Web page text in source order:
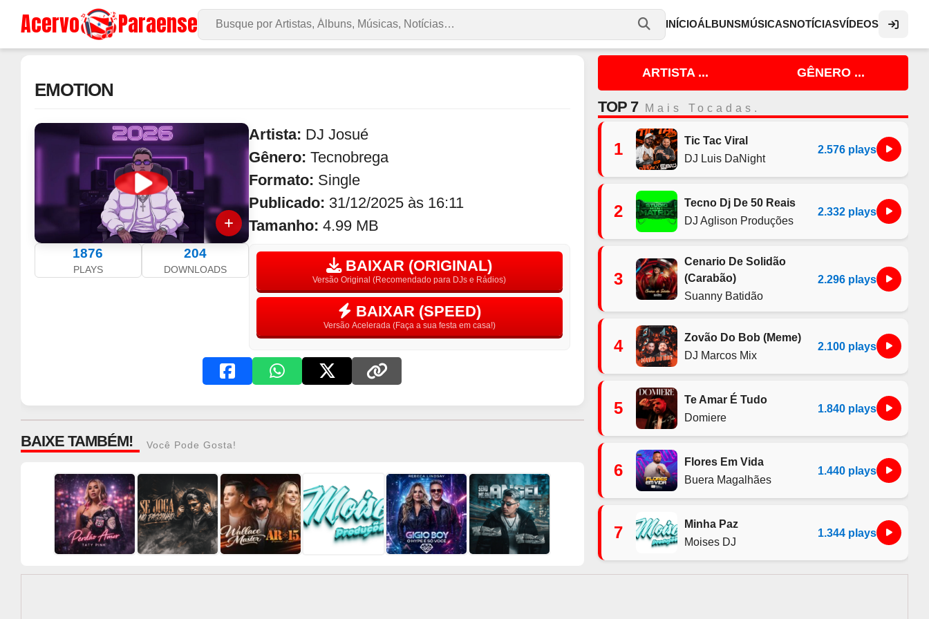
Acervo Paraense Buscar no Site
INÍCIOÁLBUNSMÚSICASNOTÍCIASVÍDEOS
EMOTION
1876
PLAYS
204
DOWNLOADS
Artista: DJ Josué
Gênero: Tecnobrega
Formato: Single
Publicado: 31/12/2025 às 16:11
Tamanho: 4.99 MB
BAIXAR (ORIGINAL)
Versão Original (Recomendado para DJs e Rádios)
BAIXAR (SPEED)
Versão Acelerada (Faça a sua festa em casa!)
BAIXE TAMBÉM! Você Pode Gosta!
ARTISTA ... GÊNERO ...
TOP 7 Mais Tocadas.
1
Tic Tac Viral
DJ Luis DaNight
2.576 plays
2
Tecno Dj De 50 Reais
DJ Aglison Produções
2.332 plays
3
Cenario De Solidão
(Carabão)
Suanny Batidão
2.296 plays
4
Zovão Do Bob (Meme)
DJ Marcos Mix
2.100 plays
5
Te Amar É Tudo
Domiere
1.840 plays
6
Flores Em Vida
Buera Magalhães
1.440 plays
7
Minha Paz
Moises DJ
1.344 plays